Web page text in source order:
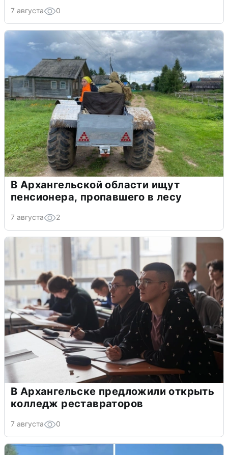
7 августа 0
В Архангельской области ищут
пенсионера, пропавшего в лесу
7 августа 2
В Архангельске предложили открыть
колледж реставраторов
7 августа 0